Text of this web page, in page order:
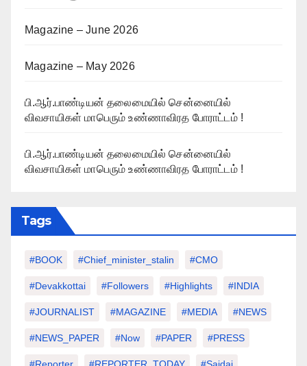
Magazine – June 2026
Magazine – May 2026
பி.ஆர்.பாண்டியன் தலைமையில் சென்னையில்
விவசாயிகள் மாபெரும் உண்ணாவிரத போராட்டம் !
பி.ஆர்.பாண்டியன் தலைமையில் சென்னையில்
விவசாயிகள் மாபெரும் உண்ணாவிரத போராட்டம் !
Tags
#BOOK #chief_minister_stalin #CMO
#devakkottai #followers #highlights #INDIA
#JOURNALIST #MAGAZINE #MEDIA #NEWS
#NEWS_PAPER #Now #PAPER #PRESS